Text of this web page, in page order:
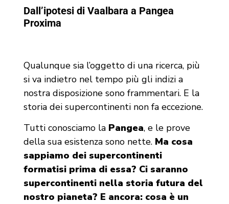
Dall’ipotesi di Vaalbara a Pangea
Proxima
Qualunque sia l’oggetto di una ricerca, più
si va indietro nel tempo più gli indizi a
nostra disposizione sono frammentari. E la
storia dei supercontinenti non fa eccezione.
Tutti conosciamo la Pangea, e le prove
della sua esistenza sono nette. Ma cosa
sappiamo dei supercontinenti
formatisi prima di essa? Ci saranno
supercontinenti nella storia futura del
nostro pianeta? E ancora: cosa è un